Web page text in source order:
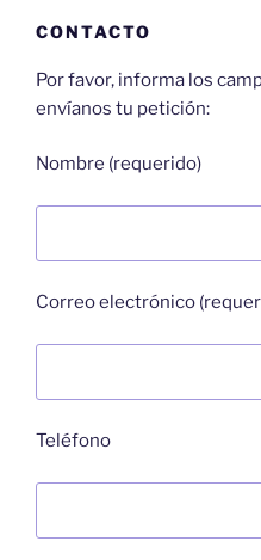
CONTACTO
Por favor, informa los
envíanos tu petición:
Nombre (requerido)
Correo electrónico
Teléfono